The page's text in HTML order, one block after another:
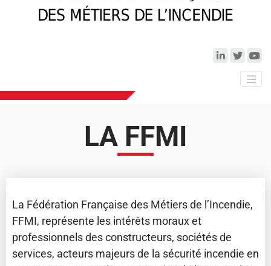
LA FFMI
La Fédération Française des Métiers de l’Incendie,
FFMI, représente les intérêts moraux et
professionnels des constructeurs, sociétés de
services, acteurs majeurs de la sécurité incendie en